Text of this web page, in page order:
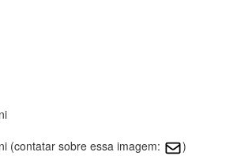
(contatar sobre essa imagem:
)